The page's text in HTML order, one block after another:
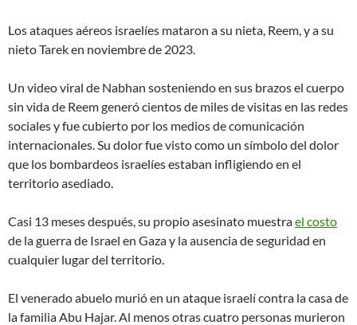
Los ataques aéreos israelíes mataron a su nieta, Reem, y a su
nieto Tarek en noviembre de 2023.
Un video viral de Nabhan sosteniendo en sus brazos el cuerpo
sin vida de Reem generó cientos de miles de visitas en las redes
sociales y fue cubierto por los medios de comunicación
internacionales. Su dolor fue visto como un símbolo del dolor
que los bombardeos israelíes estaban infligiendo en el
territorio asediado.
Casi 13 meses después, su propio asesinato muestrael costo
de la guerra de Israel en Gaza y la ausencia de seguridad en
cualquier lugar del territorio.
El venerado abuelo murió en un ataque israelí contra la casa de
la familia Abu Hajar. Al menos otras cuatro personas murieron